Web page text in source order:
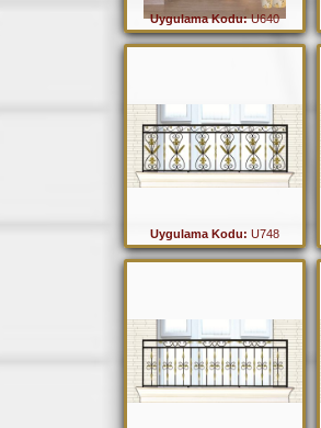
Uygulama Kodu:U640
Uygulama Kodu: U748